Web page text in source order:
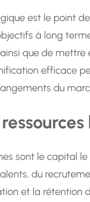
est le point
à long
que de
efficace
du
sont le capital
du
et la rétention